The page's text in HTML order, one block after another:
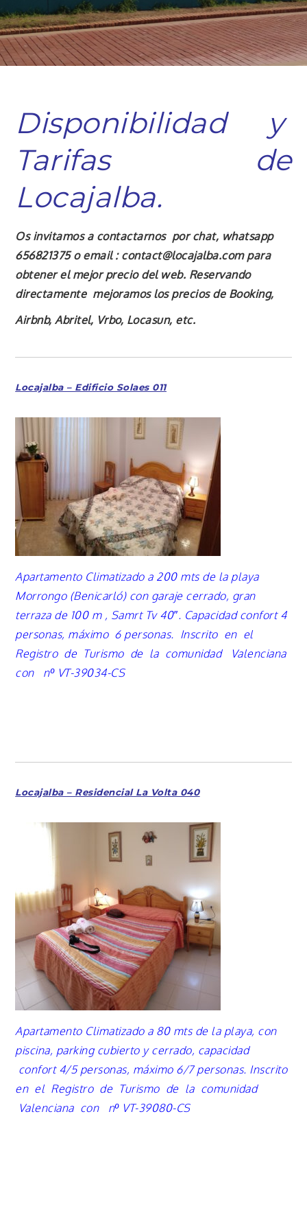
Disponibilidad y
Tarifas de
Locajalba.
Os invitamos a contactarnos por chat, whatsapp
656821375 o email : contact@locajalba.com para
obtener el mejor precio del web. Reservando
directamente mejoramos los precios de Booking,
Airbnb, Abritel, Vrbo, Locasun, etc.
Locajalba – Edificio Solaes 011
ApartamentoClimatizado a 200 mts de la playa
Morrongo (Benicarló) con garaje cerrado, gran
terraza de 100 m , Samrt Tv 40″. Capacidad confort 4
personas, máximo6 personas. Inscrito en el
Registro de Turismo de la comunidad Valenciana
con nº VT-39034-CS
Locajalba – Residencial La Volta 040
Apartamento Climatizado a 80 mts de la playa, con
piscina, parking cubierto y cerrado, capacidad
confort 4/5 personas, máximo6/7 personas. Inscrito
en el Registro de Turismo de la comunidad
Valenciana con nº VT-39080-CS